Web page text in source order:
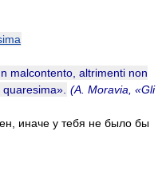
malcontento, altrimenti non
(A. Moravia, «Gli
иначе у тебя не было бы